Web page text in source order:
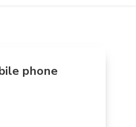
phone